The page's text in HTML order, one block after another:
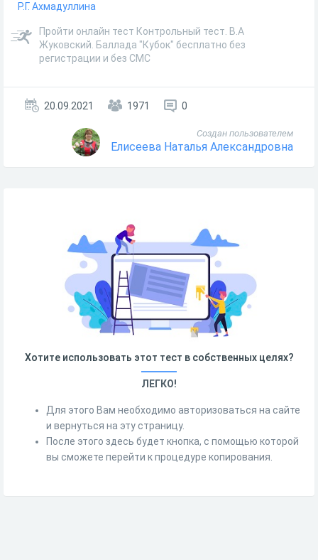
Р.Г. Ахмадуллина
Пройти онлайн тест Контрольный тест. В.А
Жуковский. Баллада "Кубок" бесплатно без
регистрации и без СМС
20.09.2021 1971 0
Создан пользователем
Елисеева Наталья Александровна
Хотите использовать этот тест в собственных целях?
ЛЕГКО!
Для этого Вам необходимо авторизоваться на сайте
и вернуться на эту страницу.
После этого здесь будет кнопка, с помощью которой
вы сможете перейти к процедуре копирования.